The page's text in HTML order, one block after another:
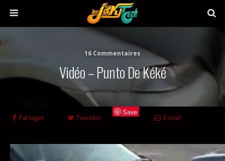
16 Commentaires
Vidéo – Punto De Kéké
Partager Tweeter
Save
E-mail